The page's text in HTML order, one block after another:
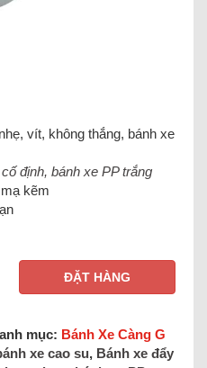
vít, không thắng, bánh xe
định, bánh xe PP trắng
kẽm
ĐẶT HÀNG
mục: Bánh Xe Càng G
xe cao su, Bánh xe đẩy